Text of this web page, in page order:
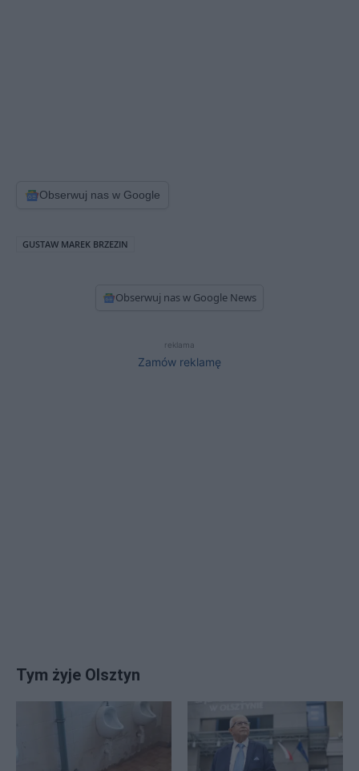
Obserwuj nas w Google
GUSTAW MAREK BRZEZIN
Obserwuj nas w Google News
reklama
Zamów reklamę
Tym żyje Olsztyn